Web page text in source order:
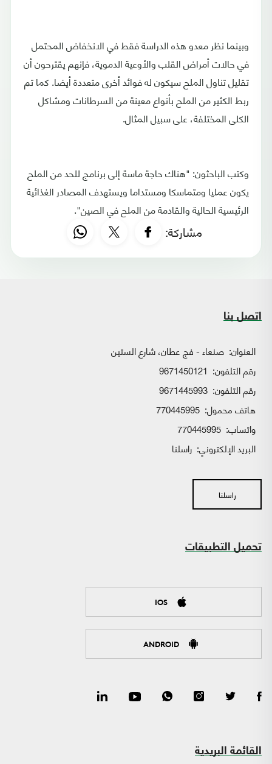
وبينما نظر معدو هذه الدراسة فقط في الانخفاض المحتمل
في حالات أمراض القلب والأوعية الدموية، فإنهم يقترحون أن
تقليل تناول الملح سيكون له فوائد أخرى متعددة أيضا. كما تم
ربط الكثير من الملح بأنواع معينة من السرطانات ومشاكل
الكلى المختلفة، على سبيل المثال.
وكتب الباحثون: "هناك حاجة ماسة إلى برنامج للحد من الملح
يكون عمليا ومتماسكا ومستداما ويستهدف المصادر الغذائية
الرئيسية الحالية والقادمة من الملح في الصين".
مشاركة:
اتصل بنا
العنوان: صنعاء - فج عطان، شارع الستين
رقم التلفون: 9671450121
رقم التلفون: 9671445993
هاتف محمول: 770445995
واتساب:
البريد الإلكتروني: راسلنا
راسلنا
تحميل التطبيقات
IOS
ANDROID
القائمة البريدية